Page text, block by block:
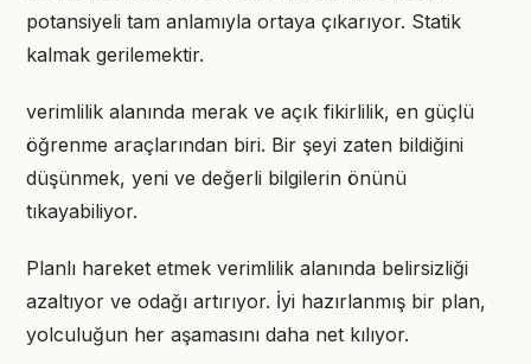
potansiyeli tam anlamıyla ortaya çıkarıyor. Statik
kalmak gerilemektir.
verimlilik alanında merak ve açık fikirlilik, en güçlü
öğrenme araçlarından biri. Bir şeyi zaten bildiğini
düşünmek, yeni ve değerli bilgilerin önünü
tıkayabiliyor.
Planlı hareket etmek verimlilik alanında belirsizliği
azaltıyor ve odağı artırıyor. İyi hazırlanmış bir plan,
yolculuğun her aşamasını daha net kılıyor.